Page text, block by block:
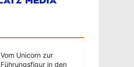
Vom Unicorn zur
Führungsfigur in den